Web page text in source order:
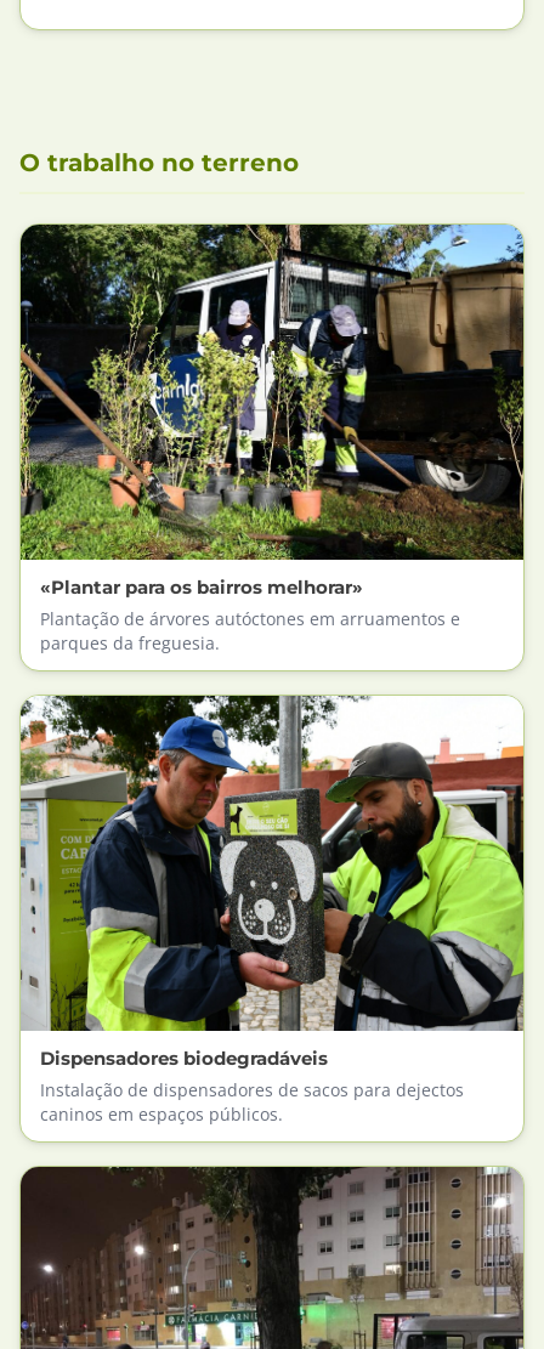
O trabalho no terreno
«Plantar para os bairros melhorar»
Plantação de árvores autóctones em arruamentos e
parques da freguesia.
Dispensadores biodegradáveis
Instalação de dispensadores de sacos para dejectos
caninos em espaços públicos.